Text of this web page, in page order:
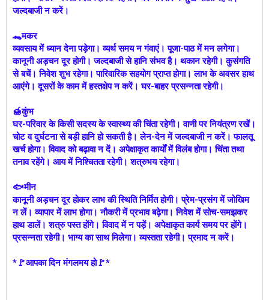
जल्दबाजी न करें।
🐊मकर
व्यवसाय में ध्यान देना पड़ेगा। व्यर्थ समय न गंवाएं। पूजा-पाठ में मन लगेगा।
कानूनी अड़चन दूर होगी। जल्दबाजी से हानि संभव है। थकान रहेगी। कुसंगति
से बचें। निवेश शुभ रहेगा। पारिवारिक सहयोग प्राप्त होगा। लाभ के अवसर हाथ
आएंगे। दूसरों के काम में हस्तक्षेप न करें। घर-बाहर प्रसन्नता रहेगी।
🍯कुंभ
घर-परिवार के किसी सदस्य के स्वास्थ्य की चिंता रहेगी। वाणी पर नियंत्रण रखें।
चोट व दुर्घटना से बड़ी हानि हो सकती है। लेन-देन में जल्दबाजी न करें। फालतू
खर्च होगा। विवाद को बढ़ावा न दें। अपेक्षाकृत कार्यों में विलंब होगा। चिंता तथा
तनाव रहेंगे। आय में निश्चितता रहेगी। शत्रुभय रहेगा।
🐟मीन
कानूनी अड़चन दूर होकर लाभ की स्थिति निर्मित होगी। प्रेम-प्रसंग में जोखिम
न लें। व्यापार में लाभ होगा। नौकरी में प्रभाव बढ़ेगा। निवेश में सोच-समझकर
हाथ डालें। शत्रु पस्त होंगे। विवाद में न पड़ें। अपेक्षाकृत कार्य समय पर होंगे।
प्रसन्नता रहेगी। भाग्य का साथ मिलेगा। व्यस्तता रहेगी। प्रमाद न करें।
*🚩आपका दिन मंगलमय हो🚩*